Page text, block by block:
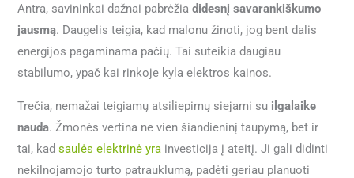
Antra, savininkai dažnai pabrėžiadidesnį savarankiškumo
jausmą. Daugelis teigia, kad malonu žinoti, jog bent dalis
energijos pagaminama pačių. Tai suteikia daugiau
stabilumo, ypač kai rinkoje kyla elektros kainos.
Trečia, nemažai teigiamų atsiliepimų siejami su ilgalaike
nauda. Žmonės vertina ne vien šiandieninį taupymą, bet ir
tai, kadsaulės elektrinė yra investicija į ateitį. Ji gali didinti
nekilnojamojo turto patrauklumą, padėti geriau planuoti